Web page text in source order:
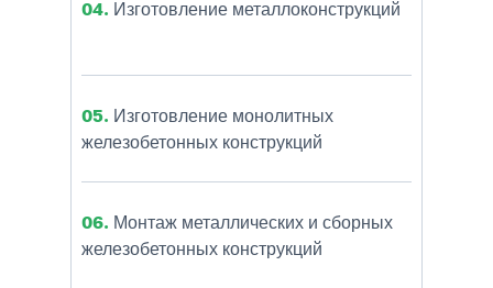
04. Изготовление металлоконструкций
05. Изготовление монолитных
железобетонных конструкций
06. Монтаж металлических и сборных
железобетонных конструкций